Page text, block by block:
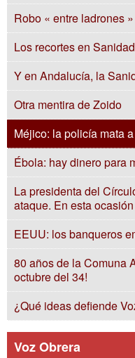
Robo « entre ladrones
Los recortes en
Y en Andalucía, la
Otra mentira de Zoido
Méjico: la policía mata
Ébola: hay dinero para
La presidenta del
ataque. En esta
EEUU: los banqueros
80 años de la Comuna
octubre del 34!
¿Qué ideas defiende
Voz Obrera